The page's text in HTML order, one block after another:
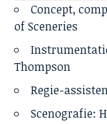
Concept,
of Sceneries
Thompson
Regie-
Scenografie: